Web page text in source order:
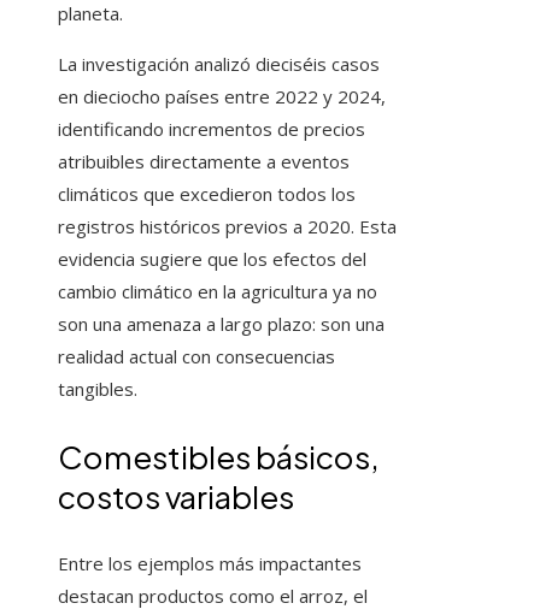
planeta.
La investigación analizó dieciséis casos
en dieciocho países entre 2022 y 2024,
identificando incrementos de precios
atribuibles directamente a eventos
climáticos que excedieron todos los
registros históricos previos a 2020. Esta
evidencia sugiere que los efectos del
cambio climático en la agricultura ya no
son una amenaza a largo plazo: son una
realidad actual con consecuencias
tangibles.
Comestibles básicos,
costos variables
Entre los ejemplos más impactantes
destacan productos como el arroz, el